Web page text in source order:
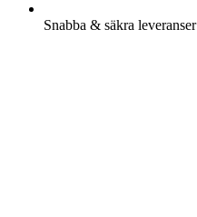
Snabba & säkra leveranser